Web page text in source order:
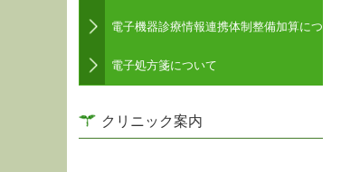
電子機器診療情報連携体制整備加算について
電子処方箋について
クリニック案内